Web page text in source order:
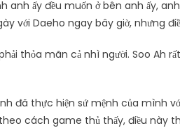
anh ấy đều muốn ở bên anh ấy,
với Daeho ngay bây giờ, nhưng
thỏa mãn cả nhì người. Soo Ah
đã thực hiện sứ mệnh của mình
cách game thủ thấy, điều này